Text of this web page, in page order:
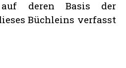
auf deren Basis der
Büchleins verfasst